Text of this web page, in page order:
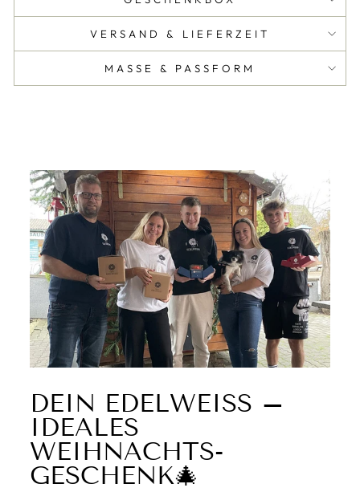
VERSAND & LIEFERZEIT
MASSE & PASSFORM
DEIN EDELWEISS – I
DEALES W
EIHNACHTS-G
ESCHENK🎄